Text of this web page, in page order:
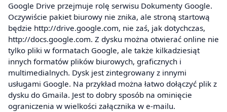
Google Drive przejmuje rolę serwisu Dokumenty Google.
Oczywiście pakiet biurowy nie znika, ale stroną startową
będzie http://drive.google.com, nie zaś, jak dotychczas,
http://docs.google.com. Z dysku można otwierać online nie
tylko pliki w formatach Google, ale także kilkadziesiąt
innych formatów plików biurowych, graficznych i
multimedialnych. Dysk jest zintegrowany z innymi
usługami Google. Na przykład można łatwo dołączyć plik z
dysku do Gmaila. Jest to dobry sposób na ominięcie
ograniczenia w wielkości załącznika w e-mailu.